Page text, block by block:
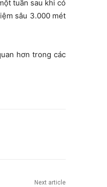
tuần sau khi có
sâu 3.000 mét
hơn trong các
Next article